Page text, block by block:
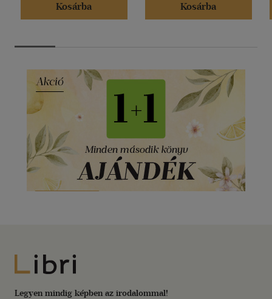
Kosárba
Kosárba
Libri
Legyen mindig képben az irodalommal!